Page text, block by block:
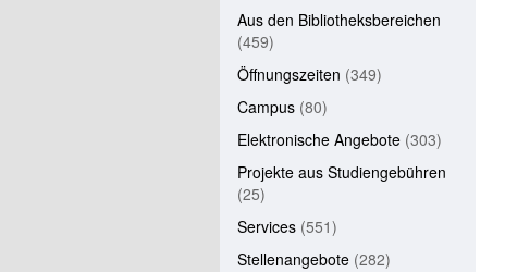
Aus den Bibliotheksbereichen
(459)
Öffnungszeiten (349)
Campus (80)
Elektronische Angebote (303)
Projekte aus Studiengebühren
(25)
Services (551)
Stellenangebote (282)